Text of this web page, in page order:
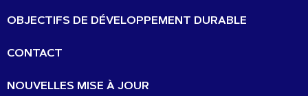
OBJECTIFS DE DÉVELOPPEMENT DURABLE
CONTACT
NOUVELLES MISE À JOUR